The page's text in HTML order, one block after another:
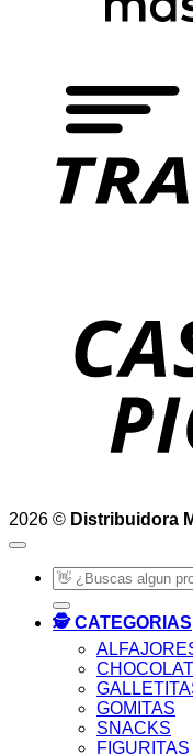
2026 © Distribuidora
Buscar
por:
🕵️ CATEGORIAS
GOMITAS
SNACKS